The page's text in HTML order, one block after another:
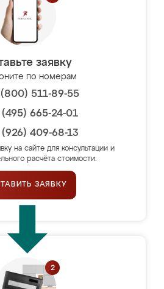
заявку
по номерам
511-89-55
665-24-01
409-68-13
на сайте для консультации и
расчёта стоимости.
ЗАЯВКУ